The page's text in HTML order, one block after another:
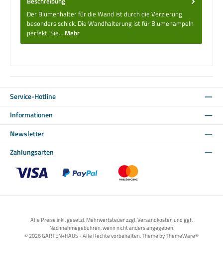
Der Blumenhalter für die Wand ist durch die Verzierung
besonders schick. Die Wandhalterung ist für Blumenampeln
perfekt. Sie… Mehr
Service-Hotline
Informationen
Newsletter
Zahlungsarten
Alle Preise inkl. gesetzl. Mehrwertsteuer zzgl. Versandkosten und ggf.
Nachnahmegebühren, wenn nicht anders angegeben.
© 2026 GARTEN+HAUS - Alle Rechte vorbehalten. Theme byThemeWare®